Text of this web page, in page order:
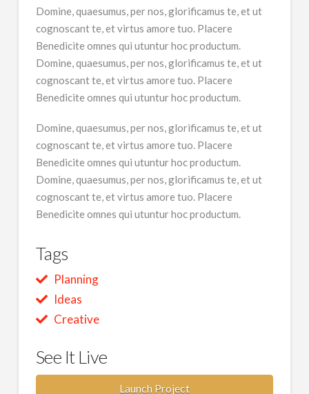
Domine, quaesumus, per nos, glorificamus te, et ut
cognoscant te, et virtus amore tuo. Placere
Benedicite omnes qui utuntur hoc productum.
Domine, quaesumus, per nos, glorificamus te, et ut
cognoscant te, et virtus amore tuo. Placere
Benedicite omnes qui utuntur hoc productum.
Domine, quaesumus, per nos, glorificamus te, et ut
cognoscant te, et virtus amore tuo. Placere
Benedicite omnes qui utuntur hoc productum.
Domine, quaesumus, per nos, glorificamus te, et ut
cognoscant te, et virtus amore tuo. Placere
Benedicite omnes qui utuntur hoc productum.
Tags
Planning
Ideas
Creative
See It Live
Launch Project